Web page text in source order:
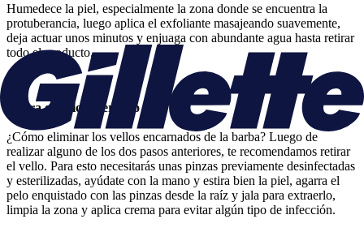
Humedece la piel, especialmente la zona donde se encuentra la
protuberancia, luego aplica el exfoliante masajeando suavemente,
deja actuar unos minutos y enjuaga con abundante agua hasta retirar
todo el producto.
Retira el vello enterrado
¿Cómo eliminar los vellos encarnados de la barba? Luego de
realizar alguno de los dos pasos anteriores, te recomendamos retirar
el vello. Para esto necesitarás unas pinzas previamente desinfectadas
y esterilizadas, ayúdate con la mano y estira bien la piel, agarra el
pelo enquistado con las pinzas desde la raíz y jala para extraerlo,
limpia la zona y aplica crema para evitar algún tipo de infección.